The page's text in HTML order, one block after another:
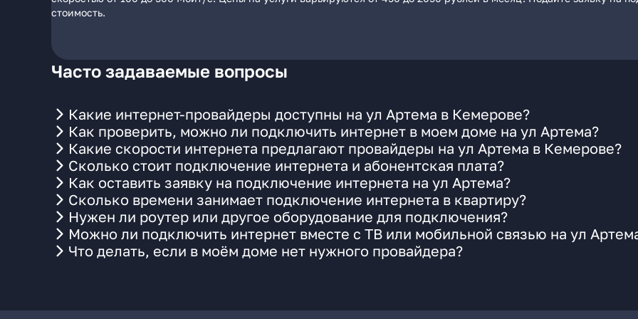
стоимость.
Часто задаваемые вопросы
Какие интернет-провайдеры доступны на ул Артема в Кемерове?
Как проверить, можно ли подключить интернет в моем доме на ул Артема?
Какие скорости интернета предлагают провайдеры на ул Артема в Кемерове?
Сколько стоит подключение интернета и абонентская плата?
Как оставить заявку на подключение интернета на ул Артема?
Сколько времени занимает подключение интернета в квартиру?
Нужен ли роутер или другое оборудование для подключения?
Можно ли подключить интернет вместе с ТВ или мобильной связью на ул
Что делать, если в моём доме нет нужного провайдера?